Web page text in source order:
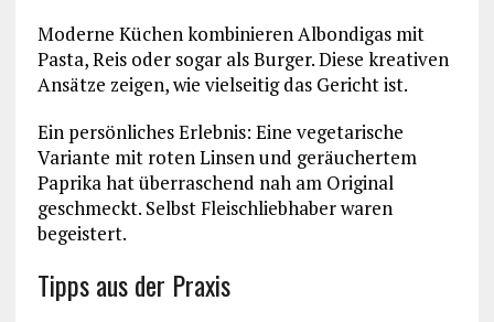
Moderne Küchen kombinieren Albondigas mit
Pasta, Reis oder sogar als Burger. Diese kreativen
Ansätze zeigen, wie vielseitig das Gericht ist.
Ein persönliches Erlebnis: Eine vegetarische
Variante mit roten Linsen und geräuchertem
Paprika hat überraschend nah am Original
geschmeckt. Selbst Fleischliebhaber waren
begeistert.
Tipps aus der Praxis